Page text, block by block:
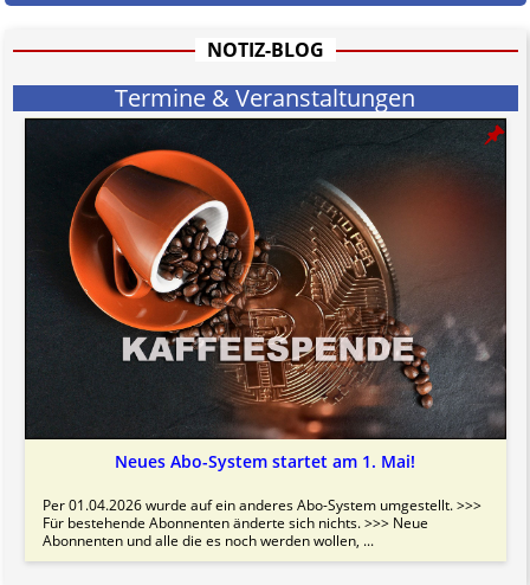
NOTIZ-BLOG
Termine & Veranstaltungen
Neues Abo-System startet am 1. Mai!
Per 01.04.2026 wurde auf ein anderes Abo-System umgestellt. >>>
Für bestehende Abonnenten änderte sich nichts. >>> Neue
Abonnenten und alle die es noch werden wollen, ...